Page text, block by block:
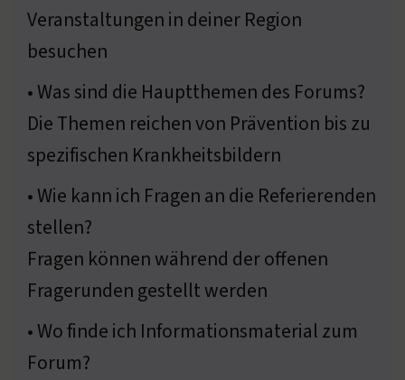
Veranstaltungen in deiner Region
besuchen
• Was sind die Hauptthemen des Forums?
Die Themen reichen von Prävention bis zu
spezifischen Krankheitsbildern
• Wie kann ich Fragen an die Referierenden
stellen?
Fragen können während der offenen
Fragerunden gestellt werden
• Wo finde ich Informationsmaterial zum
Forum?